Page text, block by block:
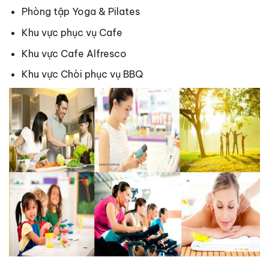
Phòng tập Yoga & Pilates
Khu vực phục vụ Cafe
Khu vực Cafe Alfresco
Khu vực Chòi phục vụ BBQ